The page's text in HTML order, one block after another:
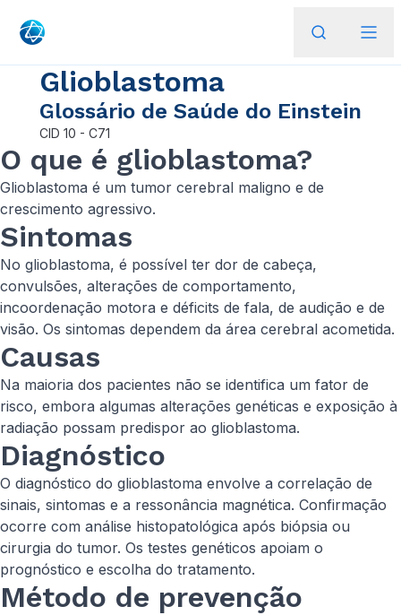
Glioblastoma
Glossário de Saúde do Einstein
CID 10 - C71
O que é glioblastoma?
Glioblastoma é um tumor cerebral maligno e de
crescimento agressivo.
Sintomas
No glioblastoma, é possível ter dor de cabeça,
convulsões, alterações de comportamento,
incoordenação motora e déficits de fala, de audição e de
visão. Os sintomas dependem da área cerebral acometida.
Causas
Na maioria dos pacientes não se identifica um fator de
risco, embora algumas alterações genéticas e exposição à
radiação possam predispor ao glioblastoma.
Diagnóstico
O diagnóstico do glioblastoma envolve a correlação de
sinais, sintomas e a ressonância magnética. Confirmação
ocorre com análise histopatológica após biópsia ou
cirurgia do tumor. Os testes genéticos apoiam o
prognóstico e escolha do tratamento.
Método de prevenção